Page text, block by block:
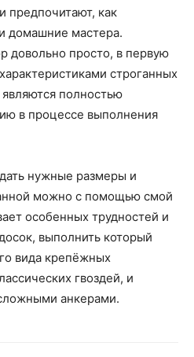
предпочитают, как
домашние мастера.
довольно просто, в первую
строганных
полностью
в процессе выполнения
нужные размеры и
можно с помощью смой
особенных трудностей и
выполнить который
вида крепёжных
гвоздей, и
анкерами.